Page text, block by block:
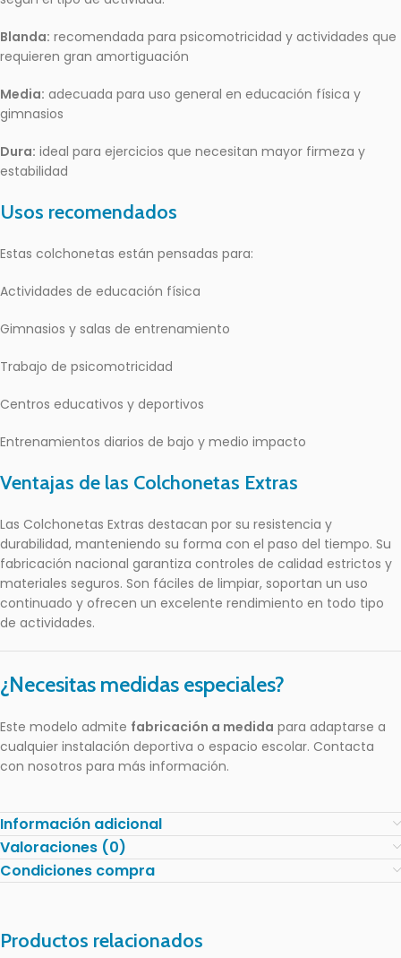
Blanda: recomendada para psicomotricidad y actividades que
requieren gran amortiguación
Media: adecuada para uso general en educación física y
gimnasios
Dura: ideal para ejercicios que necesitan mayor firmeza y
estabilidad
Usos recomendados
Estas colchonetas están pensadas para:
Actividades de educación física
Gimnasios y salas de entrenamiento
Trabajo de psicomotricidad
Centros educativos y deportivos
Entrenamientos diarios de bajo y medio impacto
Ventajas de las Colchonetas Extras
Las Colchonetas Extras destacan por su resistencia y
durabilidad, manteniendo su forma con el paso del tiempo. Su
fabricación nacional garantiza controles de calidad estrictos y
materiales seguros. Son fáciles de limpiar, soportan un uso
continuado y ofrecen un excelente rendimiento en todo tipo
de actividades.
¿Necesitas medidas especiales?
Este modelo admite fabricación a medida para adaptarse a
cualquier instalación deportiva o espacio escolar. Contacta
con nosotros para más información.
Información adicional
Valoraciones (0)
Condiciones compra
Productos relacionados